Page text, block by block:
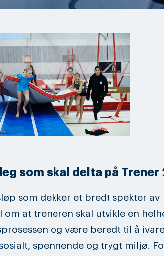
som skal delta på Trener
som dekker et bredt spekter av
om at treneren skal utvikle en
og være beredt til å
spennende og trygt miljø.